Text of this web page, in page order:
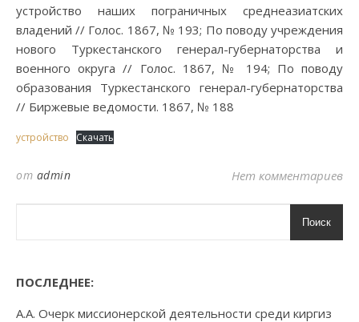
устройство наших пограничных среднеазиатских
владений // Голос. 1867, № 193; По поводу учреждения
нового Туркестанского генерал-губернаторства и
военного округа // Голос. 1867, № 194; По поводу
образования Туркестанского генерал-губернаторства
// Биржевые ведомости. 1867, № 188
устройство Скачать
от admin Нет комментариев
Поиск
ПОСЛЕДНЕЕ:
А.А. Очерк миссионерской деятельности среди киргиз